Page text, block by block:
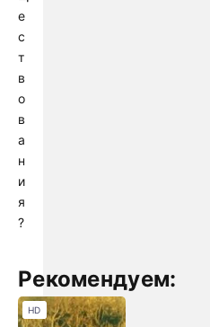
е
с
т
в
о
в
а
н
и
я
?
Рекомендуем:
HD